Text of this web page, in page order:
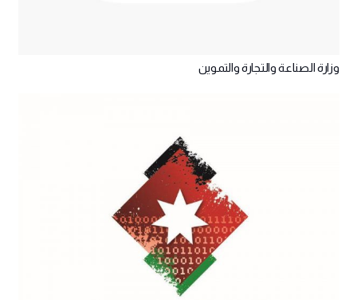
وزارة الصناعة والتجارة والتموين